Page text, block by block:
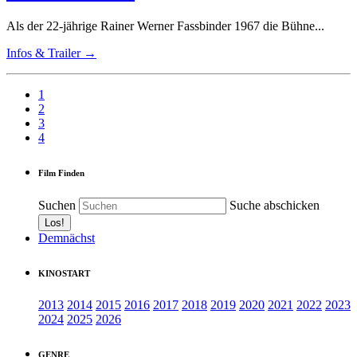
Als der 22-jährige Rainer Werner Fassbinder 1967 die Bühne...
Infos & Trailer →
1
2
3
4
Film Finden
Suchen Suche abschicken
Demnächst
KINOSTART
2013 2014 2015 2016 2017 2018 2019 2020 2021 2022 2023
2024 2025 2026
GENRE